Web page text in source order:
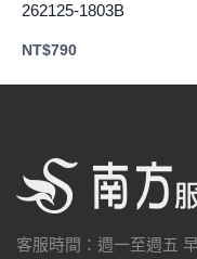
262125-1803B
NT$790
客服時間：週一至週五